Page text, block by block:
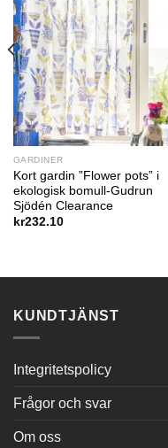
GARDINER
Kort gardin ”Flower pots” i
ekologisk bomull-Gudrun
Sjödén Clearance
kr232.10
KUNDTJÄNST
Integritetspolicy
Frågor och svar
Om oss